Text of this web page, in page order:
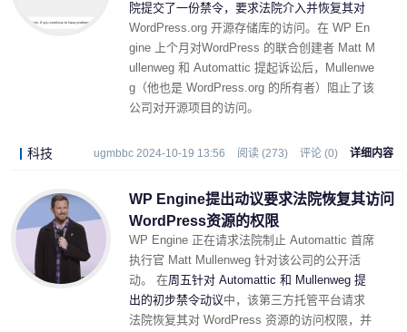
院提交了一份禁令，要求法院介入并恢复其对
WordPress.org 开源存储库的访问。在 WP En
gine 上个月对WordPress 的联合创建者 Matt M
ullenweg 和 Automattic 提起诉讼后，Mullenwe
g（他也是 WordPress.org 的所有者）阻止了该
公司对开源项目的访问。
科技 ugmbbc 2024-10-19 13:56 阅读 (273) 评论 (0) 详细内容
WP Engine提出动议要求法院恢复其访问
WordPress资源的权限
WP Engine 正在请求法院制止 Automattic 首席
执行官 Matt Mullenweg 针对该公司的公开活
动。 在周五针对 Automattic 和 Mullenweg 提
出的初步禁令动议中，该第三方托管平台请求
法院恢复其对 WordPress 资源的访问权限，并